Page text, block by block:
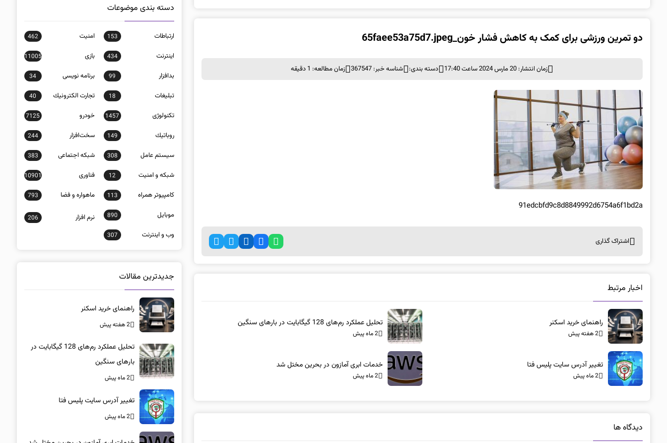
دو تمرین ورزشی برای کمک به کاهش فشار خون_65faee53a75d7.jpeg
زمان انتشار: 20 مارس 2024 ساعت 17:40 دسته بندی: شناسه خبر: 367547 زمان مطالعه: 1 دقیقه
91edcbfd9c8d8849992d6754a6f1bd2a
اشتراک گذاری
اخبار مرتبط
راهنمای خرید اسکنر
2 هفته پیش
تحلیل عملکرد رم‌های 128 گیگابایت در بارهای سنگین
2 ماه پیش
تغییر آدرس سایت پلیس فتا
2 ماه پیش
خدمات ابری آمازون در بحرین مختل شد
2 ماه پیش
دیدگاه ها
دسته بندی موضوعات
ارتباطات 153 امنيت 462
اينترنت 434 بازی 11005
بدافزار 99 برنامه نويسی 34
تبلیغات 18 تجارت الكترونيك 40
تکنولوژی 1457 خودرو 7125
روباتيك 149 سخت‌افزار 244
سيستم عامل 308 شبكه اجتماعی 383
شبكه و امنيت 12 فناوری 10901
كامپيوتر همراه 113 ماهواره و فضا 793
موبايل 890 نرم افزار 206
وب و اينترنت 307
جدیدترین مقالات
راهنمای خرید اسکنر
2 هفته پیش
تحلیل عملکرد رم‌های 128 گیگابایت در
بارهای سنگین
2 ماه پیش
تغییر آدرس سایت پلیس فتا
2 ماه پیش